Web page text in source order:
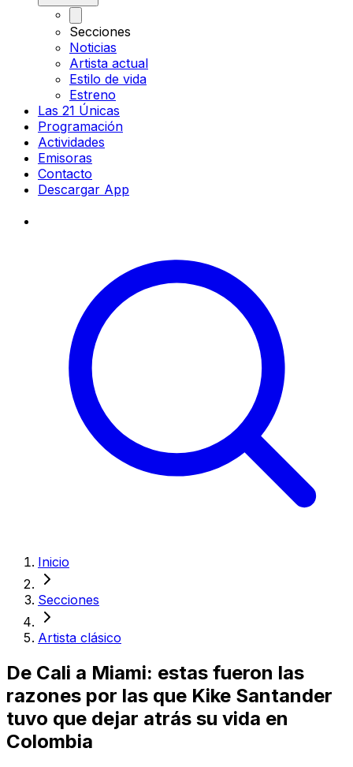
Secciones
Noticias
Artista actual
Estilo de vida
Estreno
Las 21 Únicas
Programación
Actividades
Emisoras
Contacto
Descargar App
Inicio
Secciones
Artista clásico
De Cali a Miami: estas fueron las
razones por las que Kike Santander
tuvo que dejar atrás su vida en
Colombia